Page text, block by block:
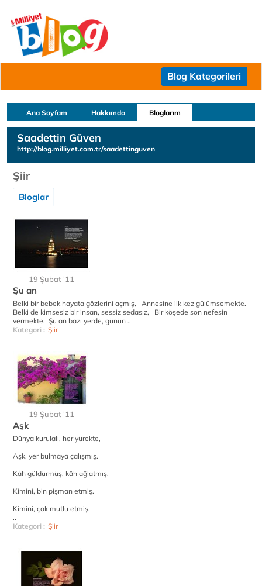
Blog Kategorileri
Ana Sayfam Hakkımda Bloglarım
Saadettin Güven
http://blog.milliyet.com.tr/saadettinguven
Şiir
Bloglar
19 Şubat '11
Şu an
Belki bir bebek hayata gözlerini açmış, Annesine ilk kez gülümsemekte.
Belki de kimsesiz bir insan, sessiz sedasız, Bir köşede son nefesin
vermekte. Şu an bazı yerde, günün ..
Kategori : Şiir
19 Şubat '11
Aşk
Dünya kurulalı, her yürekte,
Aşk, yer bulmaya çalışmış.
Kâh güldürmüş, kâh ağlatmış.
Kimini, bin pişman etmiş.
Kimini, çok mutlu etmiş.
..
Kategori : Şiir